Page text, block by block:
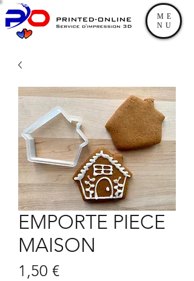
ME
NU
EMPORTE PIECE
MAISON
1,50 €Prix